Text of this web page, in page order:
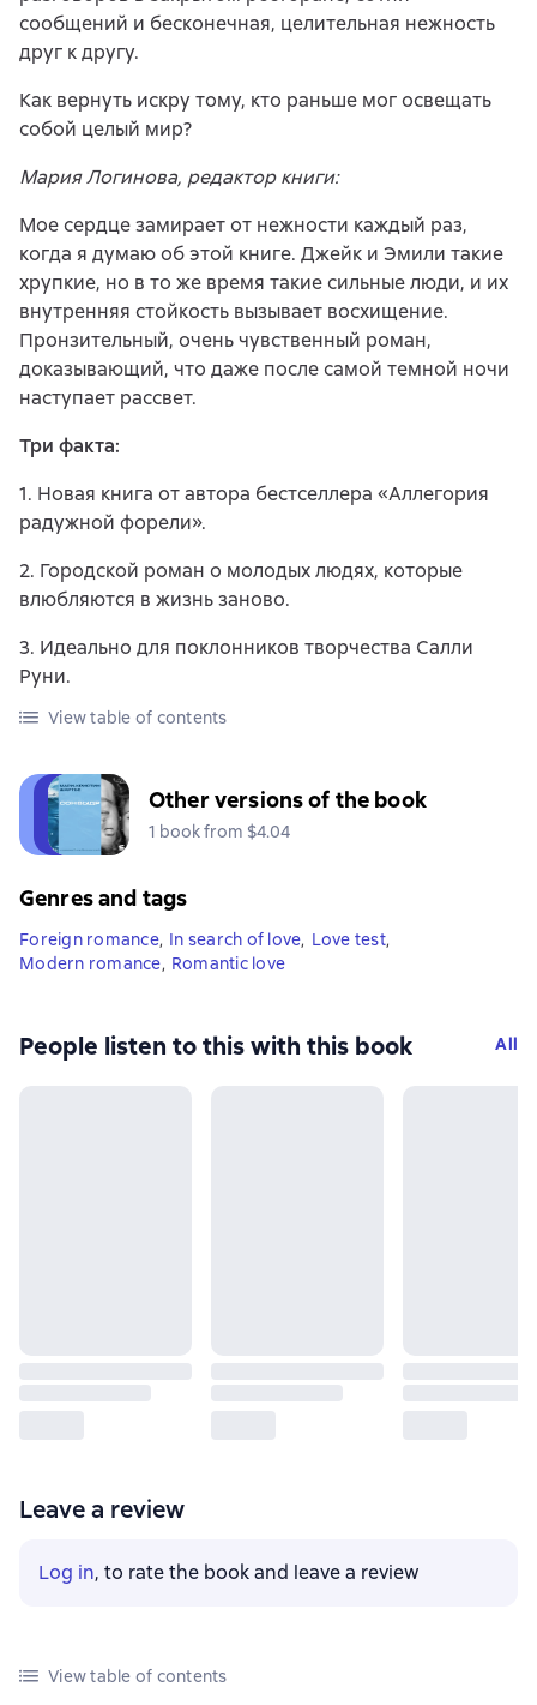
сообщений и бесконечная, целительная нежность
друг к другу.
Как вернуть искру тому, кто раньше мог освещать
собой целый мир?
Мария Логинова, редактор книги:
Мое сердце замирает от нежности каждый раз,
когда я думаю об этой книге. Джейк и Эмили такие
хрупкие, но в то же время такие сильные люди, и их
внутренняя стойкость вызывает восхищение.
Пронзительный, очень чувственный роман,
доказывающий, что даже после самой темной ночи
наступает рассвет.
Три факта:
1. Новая книга от автора бестселлера «Аллегория
радужной форели».
2. Городской роман о молодых людях, которые
влюбляются в жизнь заново.
3. Идеально для поклонников творчества Салли
Руни.
View table of contents
Other versions of the book
1 book from $4.04
Genres and tags
Foreign romance, In search of love, Love test,
Modern romance, Romantic love
People listen to this with this book All
Leave a review
Log in, to rate the book and leave a review
View table of contents